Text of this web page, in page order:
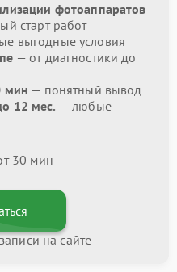
фотоаппаратов
старт работ
выгодные условия
— от диагностики до
мин — понятный вывод
12 мес. — любые
30 мин
на сайте